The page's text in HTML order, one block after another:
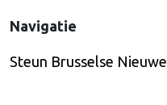
Navigatie
Steun Brusselse Nieuwe